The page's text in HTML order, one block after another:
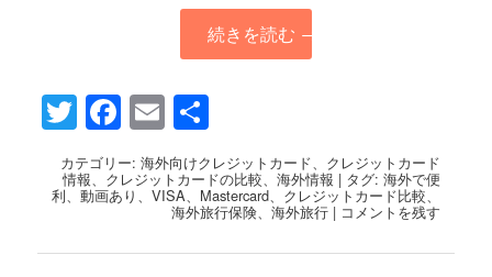
続きを読む →
Twitter
Facebook
Email
有
カテゴリー: 海外向けクレジットカード、 クレジットカード
情報、 クレジットカードの比較、海外情報 | タグ: 海外で便
利、動画あり 、VISA、 Mastercard、 クレジットカード比較、
海外旅行保険、海外旅行 | コメントを残す